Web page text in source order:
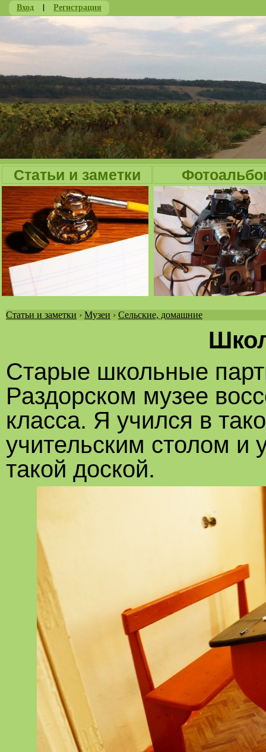
Вход | Регистрация
Статьи и заметки
Статьи и заметки › Музеи › Сельские, домашние
Старые школьные
Раздорском музее
класса. Я учился в
учительским столом и
такой доской.